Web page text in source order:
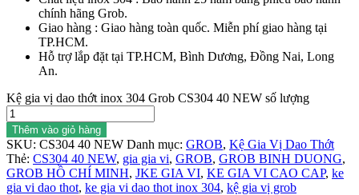
chính hãng Grob.
Giao hàng : Giao hàng toàn quốc. Miễn phí giao hàng tại
TP.HCM.
Hỗ trợ lắp đặt tại TP.HCM, Bình Dương, Đồng Nai, Long
An.
Kệ gia vị dao thớt inox 304 Grob CS304 40 NEW số lượng
Thêm vào giỏ hàng
SKU: CS304 40 NEW Danh mục: GROB, Kệ Gia Vị Dao Thớt
Thẻ: CS304 40 NEW, gia gia vi, GROB, GROB BINH DUONG,
GROB HỒ CHÍ MINH, JKE GIA VI, KE GIA VI CAO CAP, ke
gia vi dao thot, ke gia vi dao thot inox 304, kệ gia vị grob